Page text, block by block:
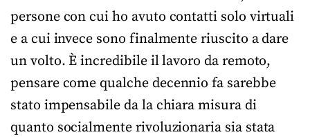
persone con cui ho avuto contatti solo virtuali
e a cui invece sono finalmente riuscito a dare
un volto. È incredibile il lavoro da remoto,
pensare come qualche decennio fa sarebbe
stato impensabile da la chiara misura di
quanto socialmente rivoluzionaria sia stata